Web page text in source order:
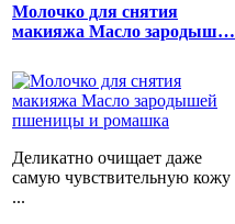
Молочко для снятия
макияжа Масло зародыш…
Деликатно очищает даже
самую чувствительную кожу
...